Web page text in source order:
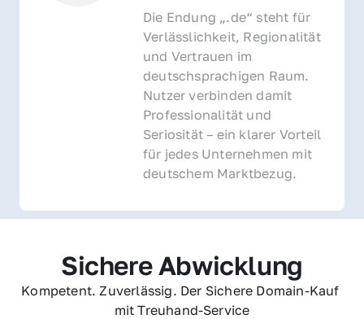
Die Endung „.de“ steht für
Verlässlichkeit, Regionalität
und Vertrauen im
deutschsprachigen Raum.
Nutzer verbinden damit
Professionalität und
Seriosität – ein klarer Vorteil
für jedes Unternehmen mit
deutschem Marktbezug.
Sichere Abwicklung
Kompetent. Zuverlässig. Der Sichere Domain-Kauf
mit Treuhand-Service